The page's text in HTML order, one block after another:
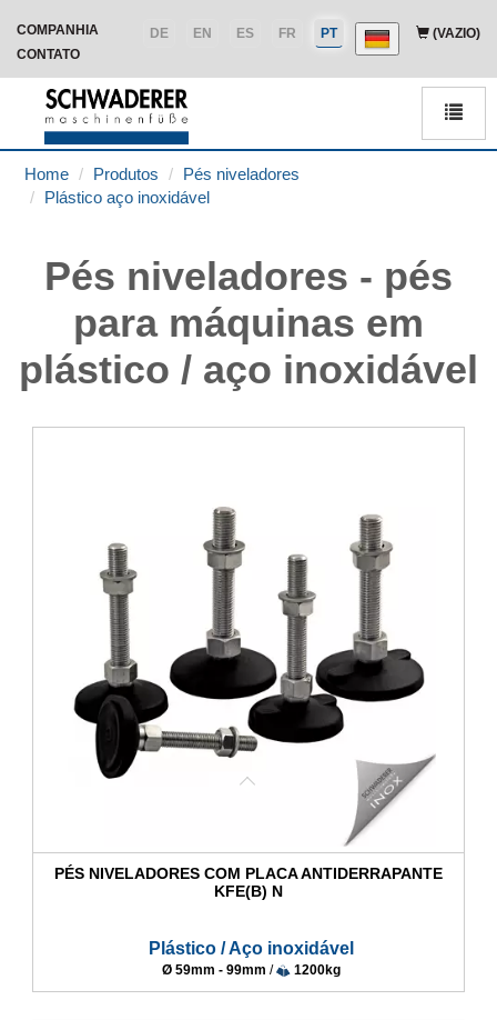
(VAZIO)
COMPANHIA PT
FR
ES
EN
DE
CONTATO
Home Produtos
Pés niveladores
Plástico aço inoxidável
Pés niveladores - pés
para máquinas em
plástico / aço inoxidável
PÉS NIVELADORES COM PLACA ANTIDERRAPANTE
KFE(B) N
Plástico / Aço inoxidável
Ø 59mm - 99mm / 1200kg